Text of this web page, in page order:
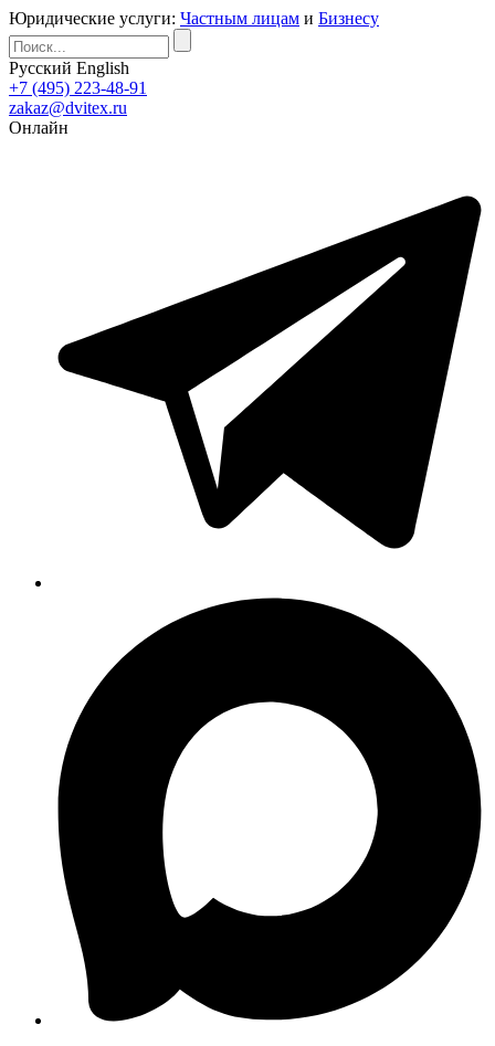
Юридические услуги: Частным лицам и Бизнесу
Русский English
+7 (495) 223-48-91
zakaz@dvitex.ru
Онлайн